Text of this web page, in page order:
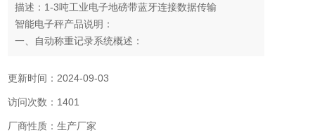
描述：1-3吨工业电子地磅带蓝牙连接数据传输
智能电子秤产品说明：
一、自动称重记录系统概述：
品属性资料记录到数据库、储存数据、导出数据，以便
统自动保存数据达电脑上。
更新时间：2024-09-03
访问次数：1401
厂商性质：生产厂家